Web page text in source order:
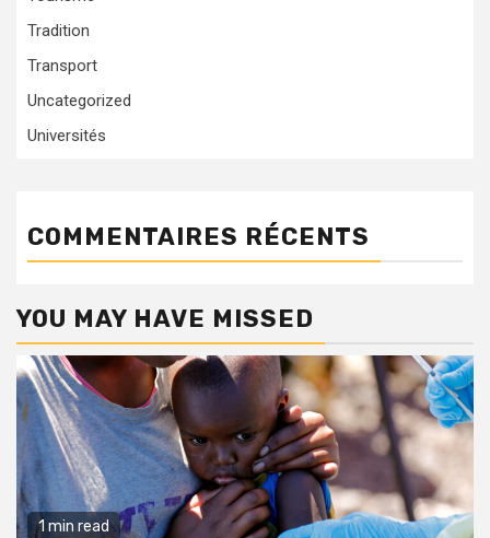
Tradition
Transport
Uncategorized
Universités
COMMENTAIRES RÉCENTS
YOU MAY HAVE MISSED
1 min read